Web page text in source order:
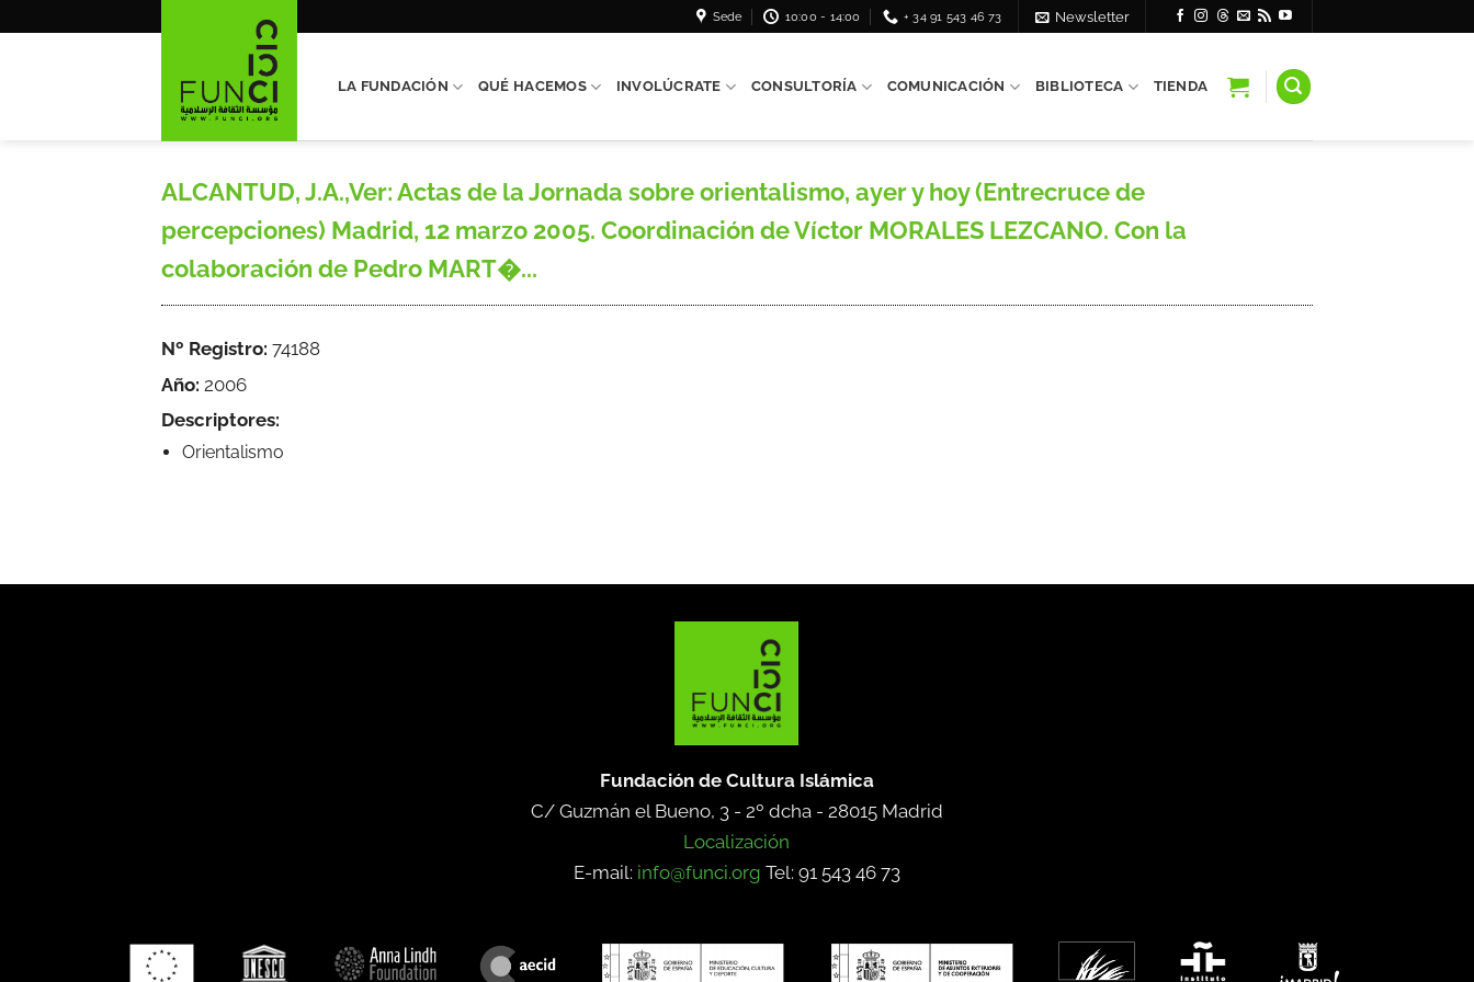
Sede 10:00 - 14:00 + 34 91 543 46 73 Newsletter
LA FUNDACIÓN QUÉ HACEMOS INVOLÚCRATE CONSULTORÍA COMUNICACIÓN BIBLIOTECA TIENDA
ALCANTUD, J.A.,Ver: Actas de la Jornada sobre orientalismo, ayer y hoy (Entrecruce de
percepciones) Madrid, 12 marzo 2005. Coordinación de Víctor MORALES LEZCANO. Con la
colaboración de Pedro MART�...
Nº Registro: 74188
Año: 2006
Descriptores:
Orientalismo
Fundación de Cultura Islámica
C/ Guzmán el Bueno, 3 - 2º dcha - 28015 Madrid
Localización
E-mail: info@funci.org Tel: 91 543 46 73